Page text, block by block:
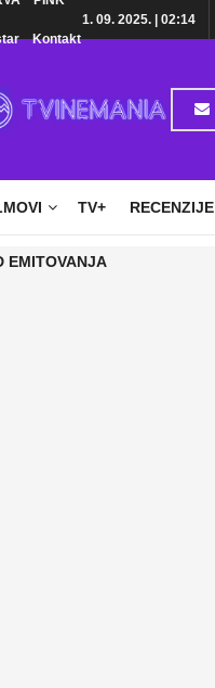
Kontakt
1. 09. 2025. | 02:14
TV+ RECENZIJE
EMITOVANJA